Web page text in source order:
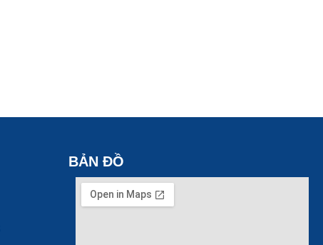
BẢN ĐỒ